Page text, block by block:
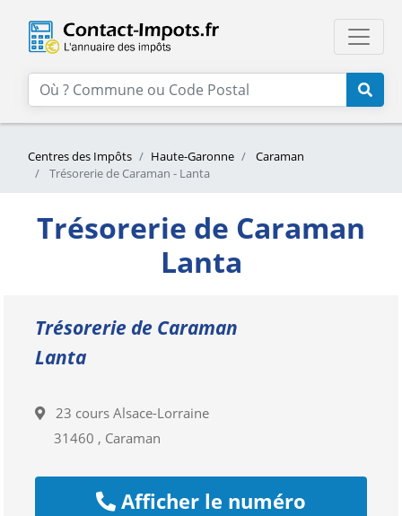
Centres des Impôts Haute-Garonne
Caraman
Trésorerie de Caraman - Lanta
Trésorerie de Caraman
Lanta
Trésorerie de Caraman
Lanta
23 cours Alsace-Lorraine
31460 , Caraman
Afficher le numéro